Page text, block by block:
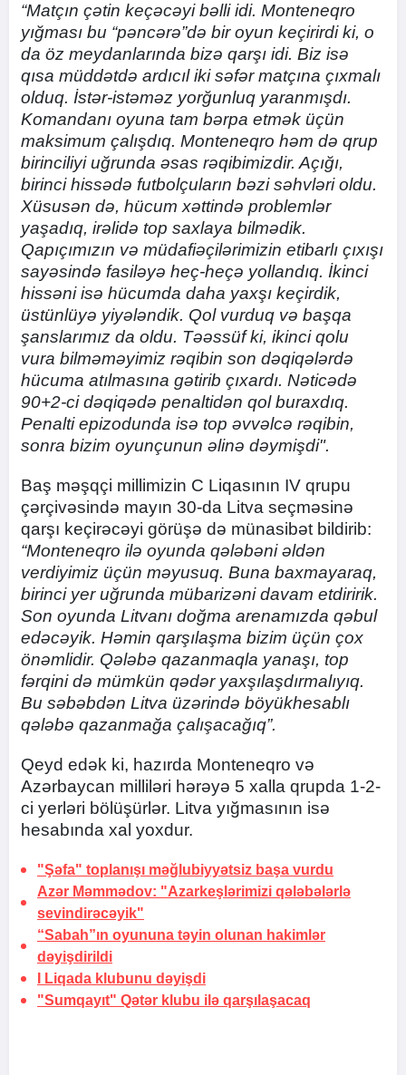
“Matçın çətin keçəcəyi bəlli idi. Monteneqro
yığması bu “pəncərə”də bir oyun keçirirdi ki, o
da öz meydanlarında bizə qarşı idi. Biz isə
qısa müddətdə ardıcıl iki səfər matçına çıxmalı
olduq. İstər-istəməz yorğunluq yaranmışdı.
Komandanı oyuna tam bərpa etmək üçün
maksimum çalışdıq. Monteneqro həm də qrup
birinciliyi uğrunda əsas rəqibimizdir. Açığı,
birinci hissədə futbolçuların bəzi səhvləri oldu.
Xüsusən də, hücum xəttində problemlər
yaşadıq, irəlidə top saxlaya bilmədik.
Qapıçımızın və müdafiəçilərimizin etibarlı çıxışı
sayəsində fasiləyə heç-heçə yollandıq. İkinci
hissəni isə hücumda daha yaxşı keçirdik,
üstünlüyə yiyələndik. Qol vurduq və başqa
şanslarımız da oldu. Təəssüf ki, ikinci qolu
vura bilməməyimiz rəqibin son dəqiqələrdə
hücuma atılmasına gətirib çıxardı. Nəticədə
90+2-ci dəqiqədə penaltidən qol buraxdıq.
Penalti epizodunda isə top əvvəlcə rəqibin,
sonra bizim oyunçunun əlinə dəymişdi".
Baş məşqçi millimizin C Liqasının IV qrupu
çərçivəsində mayın 30-da Litva seçməsinə
qarşı keçirəcəyi görüşə də münasibət bildirib:
“Monteneqro ilə oyunda qələbəni əldən
verdiyimiz üçün məyusuq. Buna baxmayaraq,
birinci yer uğrunda mübarizəni davam etdiririk.
Son oyunda Litvanı doğma arenamızda qəbul
edəcəyik. Həmin qarşılaşma bizim üçün çox
önəmlidir. Qələbə qazanmaqla yanaşı, top
fərqini də mümkün qədər yaxşılaşdırmalıyıq.
Bu səbəbdən Litva üzərində böyükhesablı
qələbə qazanmağa çalışacağıq”.
Qeyd edək ki, hazırda Monteneqro və
Azərbaycan milliləri hərəyə 5 xalla qrupda 1-2-
ci yerləri bölüşürlər. Litva yığmasının isə
hesabında xal yoxdur.
"Şəfa" toplanışı məğlubiyyətsiz başa vurdu
Azər Məmmədov: "Azarkeşlərimizi qələbələrlə
sevindirəcəyik"
“Sabah”ın oyununa təyin olunan hakimlər
dəyişdirildi
I Liqada klubunu dəyişdi
"Sumqayıt" Qətər klubu ilə qarşılaşacaq